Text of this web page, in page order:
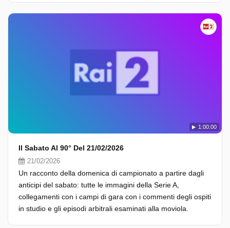
1:00:00
Il Sabato Al 90° Del 21/02/2026
21/02/2026
Un racconto della domenica di campionato a partire dagli
anticipi del sabato: tutte le immagini della Serie A,
collegamenti con i campi di gara con i commenti degli ospiti
in studio e gli episodi arbitrali esaminati alla moviola.